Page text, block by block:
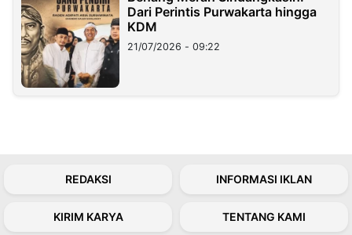
Dari Perintis Purwakarta hingga
KDM
21/07/2026 - 09:22
REDAKSI INFORMASI IKLAN
KIRIM KARYA TENTANG KAMI